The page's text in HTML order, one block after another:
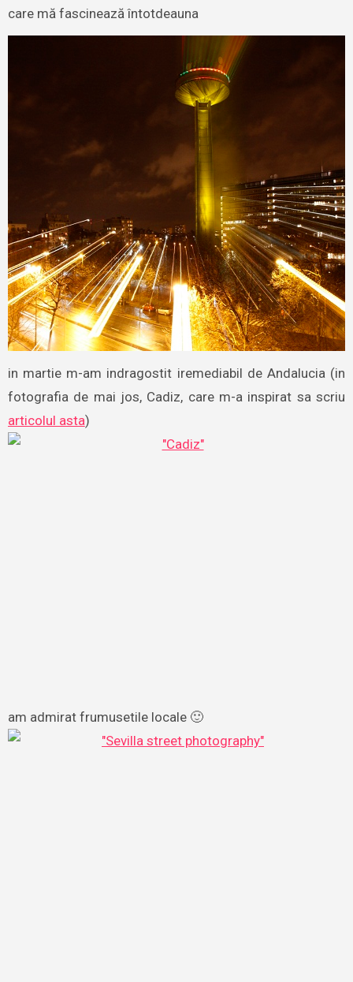
care mă fascinează întotdeauna
in martie m-am indragostit iremediabil de Andalucia (in
fotografia de mai jos, Cadiz, care m-a inspirat sa scriu
articolul asta)
am admirat frumusetile locale 🙂